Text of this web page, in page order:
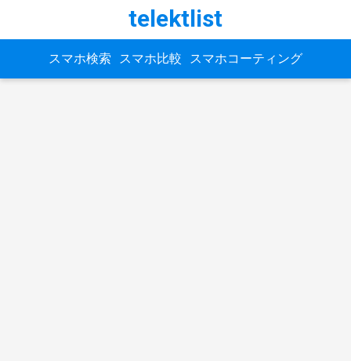
telektlist
スマホ検索 スマホ比較 スマホコーティング